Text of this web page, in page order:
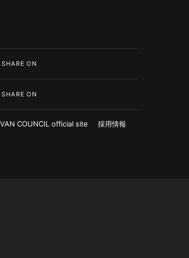
SHARE ON
SHARE ON
VAN COUNCIL official site 採用情報